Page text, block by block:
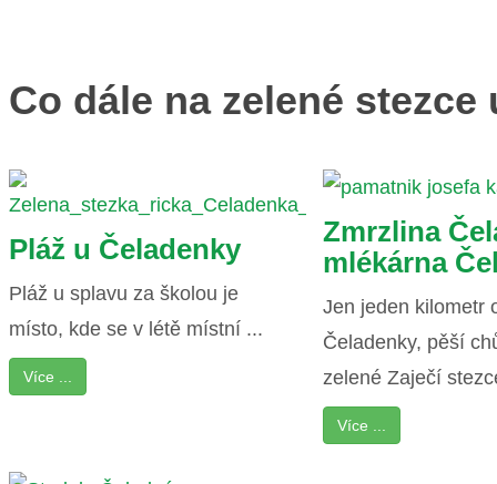
Co dále na zelené stezce
Pláž u Čeladenky
Pláž u splavu za školou je
místo, kde se v létě místní ...
Více ...
Zmrzlina
mlékárna
Jen jeden kilometr
Čeladenky, pěší
zelené Zaječí
Více ...